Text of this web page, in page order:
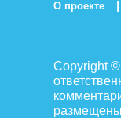
О проекте |
Copyright
размещены